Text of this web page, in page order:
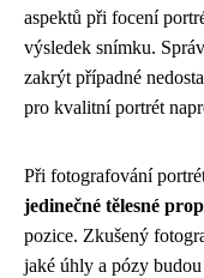
aspektů při focení
výsledek snímku.
zakrýt případné
pro kvalitní portrét
Při fotografování
jedinečné tělesné
pozice. Zkušený
jaké úhly a pózy